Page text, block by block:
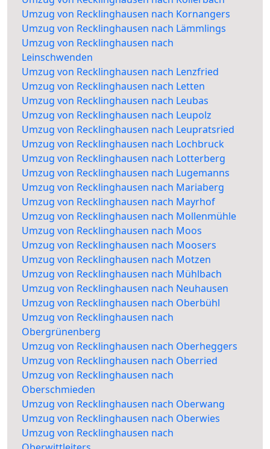
Umzug von Recklinghausen nach Kornangers
Umzug von Recklinghausen nach Lämmlings
Umzug von Recklinghausen nach
Leinschwenden
Umzug von Recklinghausen nach Lenzfried
Umzug von Recklinghausen nach Letten
Umzug von Recklinghausen nach Leubas
Umzug von Recklinghausen nach Leupolz
Umzug von Recklinghausen nach Leupratsried
Umzug von Recklinghausen nach Lochbruck
Umzug von Recklinghausen nach Lotterberg
Umzug von Recklinghausen nach Lugemanns
Umzug von Recklinghausen nach Mariaberg
Umzug von Recklinghausen nach Mayrhof
Umzug von Recklinghausen nach Mollenmühle
Umzug von Recklinghausen nach Moos
Umzug von Recklinghausen nach Moosers
Umzug von Recklinghausen nach Motzen
Umzug von Recklinghausen nach Mühlbach
Umzug von Recklinghausen nach Neuhausen
Umzug von Recklinghausen nach Oberbühl
Umzug von Recklinghausen nach
Obergrünenberg
Umzug von Recklinghausen nach Oberheggers
Umzug von Recklinghausen nach Oberried
Umzug von Recklinghausen nach
Oberschmieden
Umzug von Recklinghausen nach Oberwang
Umzug von Recklinghausen nach Oberwies
Umzug von Recklinghausen nach